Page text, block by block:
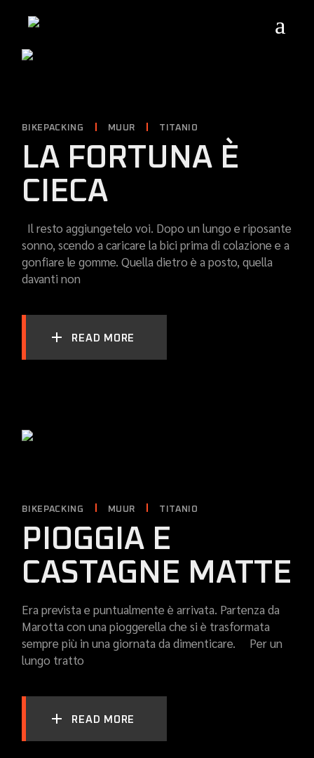
BIKEPACKING MUUR TITANIO
LA FORTUNA È
CIECA
Il resto aggiungetelo voi. Dopo un lungo e riposante
sonno, scendo a caricare la bici prima di colazione e a
gonfiare le gomme. Quella dietro è a posto, quella
davanti non
READ MORE
BIKEPACKING MUUR TITANIO
PIOGGIA E
CASTAGNE MATTE
Era prevista e puntualmente è arrivata. Partenza da
Marotta con una pioggerella che si è trasformata
sempre più in una giornata da dimenticare. Per un
lungo tratto
READ MORE